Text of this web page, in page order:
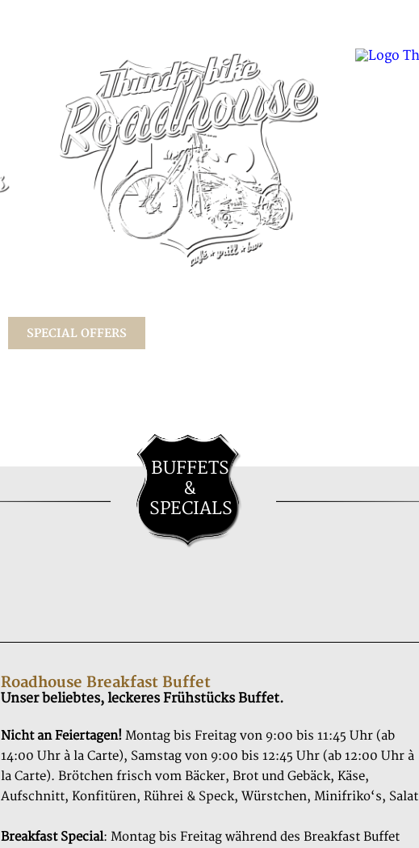
SPECIAL OFFERS
BUFFETS
&
SPECIALS
Roadhouse Breakfast Buffet
Unser beliebtes, leckeres Frühstücks Buffet.
Nicht an Feiertagen! Montag bis Freitag von 9:00 bis 11:45 Uhr (ab
14:00 Uhr à la Carte), Samstag von 9:00 bis 12:45 Uhr (ab 12:00 Uhr à
la Carte). Brötchen frisch vom Bäcker, Brot und Gebäck, Käse,
Aufschnitt, Konfitüren, Rührei & Speck, Würstchen, Minifriko‘s, Salat
Breakfast Special: Montag bis Freitag während des Breakfast Buffet